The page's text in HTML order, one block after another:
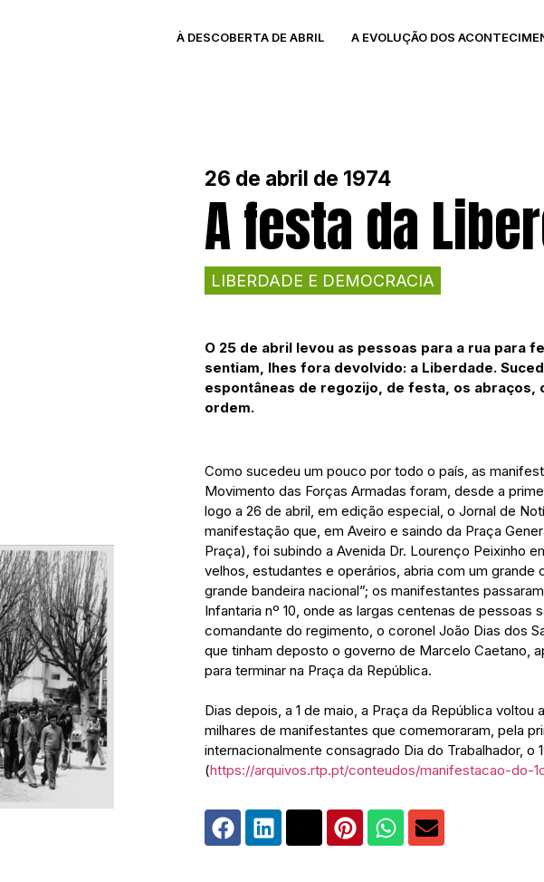
À DESCOBERTA DE ABRIL A EVOLUÇÃO DOS
26 de abril de 1974
A festa da
LIBERDADE E DEMOCRACIA
O 25 de abril levou as pessoas para a rua para
sentiam, lhes fora devolvido: a Liberdade.
espontâneas de regozijo, de festa, os abraços,
ordem.
Como sucedeu um pouco por todo o país, as
Movimento das Forças Armadas foram, desde a
logo a 26 de abril, em edição especial, o Jornal de
manifestação que, em Aveiro e saindo da Praça
Praça), foi subindo a Avenida Dr. Lourenço Peixinho
velhos, estudantes e operários, abria com um grande
grande bandeira nacional”; os manifestantes
Infantaria nº 10, onde as largas centenas de pessoas
comandante do regimento, o coronel João Dias dos
que tinham deposto o governo de Marcelo Caetano,
para terminar na Praça da República.
Dias depois, a 1 de maio, a Praça da República
milhares de manifestantes que comemoraram, pela
internacionalmente consagrado Dia do Trabalhador, o
(https://arquivos.rtp.pt/conteudos/manifestacao-do-